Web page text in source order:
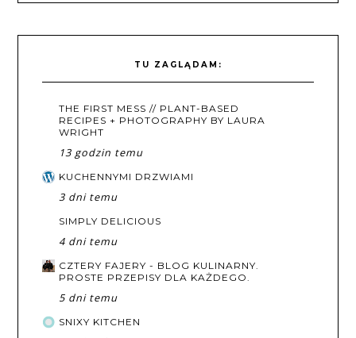
TU ZAGLĄDAM:
THE FIRST MESS // PLANT-BASED
RECIPES + PHOTOGRAPHY BY LAURA
WRIGHT
13 godzin temu
KUCHENNYMI DRZWIAMI
3 dni temu
SIMPLY DELICIOUS
4 dni temu
CZTERY FAJERY - BLOG KULINARNY.
PROSTE PRZEPISY DLA KAŻDEGO.
5 dni temu
SNIXY KITCHEN